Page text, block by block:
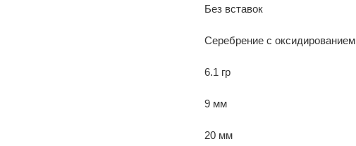
Без вставок
Серебрение с оксидированием
6.1 гр
9 мм
20 мм